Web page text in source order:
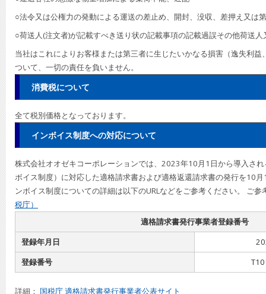
○法令又は公権力の発動による運送の差止め、開封、没収、差押え又は
○荷送人(注文者)が記載すべき送り状の記載事項の記載過誤その他荷送
当社はこれによりお客様または第三者に生じたいかなる損害（逸失利
ついて、一切の責任を負いません。
消費税について
全て税別価格となっております。
インボイス制度への対応について
株式会社オオゼキコーポレーションでは、2023年10月1日から導入さ
ボイス制度）に対応した適格請求書および適格返還請求書の発行を10
ンボイス制度についての詳細は以下のURLなどをご参考ください。 ご参
税庁）
適格請求書発行事業者登録番号
登録年月日
登録番号
詳細： 国税庁 適格請求書発行事業者公表サイト